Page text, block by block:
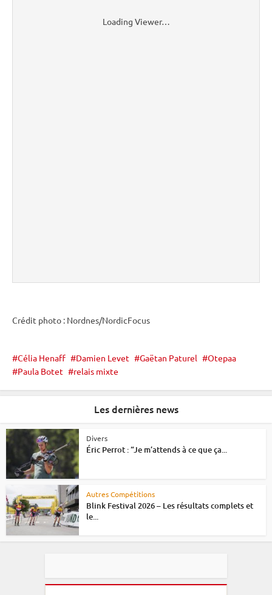
Loading Viewer…
Crédit photo : Nordnes/NordicFocus
Célia Henaff Damien Levet Gaëtan Paturel
Otepaa
Paula Botet
relais mixte
Les dernières news
Divers
Éric Perrot : “Je m’attends à ce que ça...
Autres Compétitions
Blink Festival 2026 – Les résultats complets et
le...